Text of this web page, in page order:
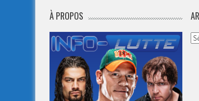
À PROPOS